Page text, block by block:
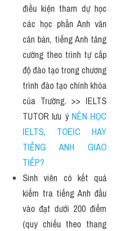
điều kiện tham dự học
các học phần Anh văn
căn bản, tiếng Anh tăng
cường theo trình tự cấp
độ đào tạo trong chương
trình đào tạo chính khóa
của Trường. >> IELTS
TUTOR lưu ý NÊN HỌC
IELTS, TOEIC HAY
TIẾNG ANH GIAO
TIẾP?
Sinh viên có kết quả
kiểm tra tiếng Anh đầu
vào đạt dưới 200 điểm
(quy chiếu theo thang